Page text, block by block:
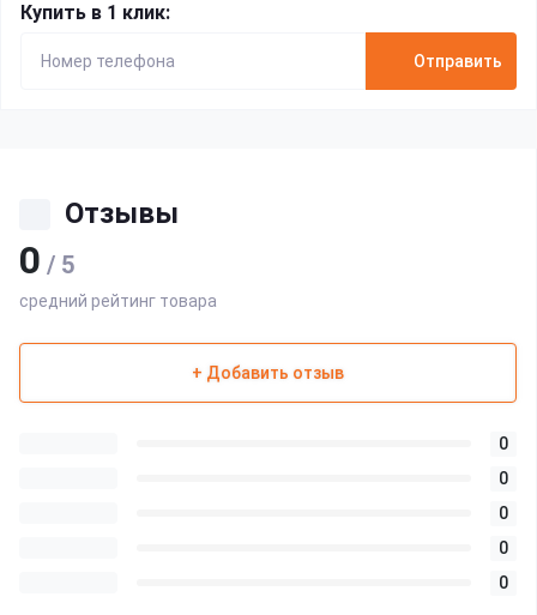
Купить в 1 клик:
Отправить
Отзывы
0 / 5
средний рейтинг товара
+ Добавить отзыв
0
0
0
0
0